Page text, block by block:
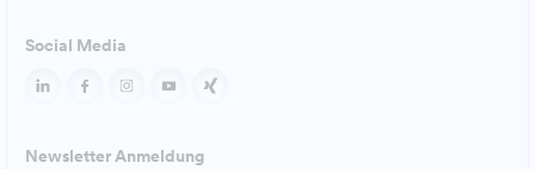
Social Media
Newsletter Anmeldung